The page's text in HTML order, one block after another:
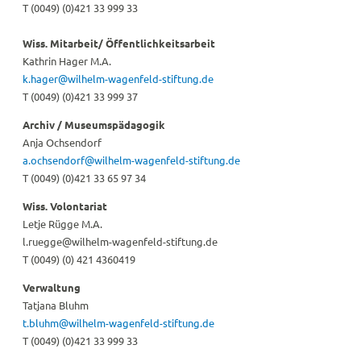
T (0049) (0)421 33 999 33
Wiss. Mitarbeit/ Öffentlichkeitsarbeit
Kathrin Hager M.A.
k.hager@wilhelm-wagenfeld-stiftung.de
T (0049) (0)421 33 999 37
Archiv / Museumspädagogik
Anja Ochsendorf
a.ochsendorf@wilhelm-wagenfeld-stiftung.de
T (0049) (0)421 33 65 97 34
Wiss. Volontariat
Letje Rügge M.A.
l.ruegge@wilhelm-wagenfeld-stiftung.de
T (0049) (0) 421 4360419
Verwaltung
Tatjana Bluhm
t.bluhm@wilhelm-wagenfeld-stiftung.de
T (0049) (0)421 33 999 33